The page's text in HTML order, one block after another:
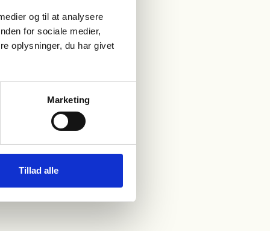
og til at analysere
for sociale medier,
oplysninger, du har givet
Marketing
Tillad alle